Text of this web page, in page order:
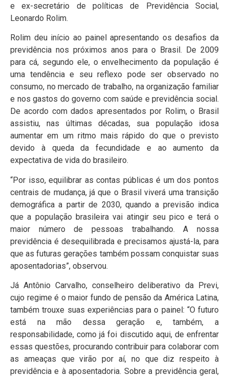
e ex-secretário de políticas de Previdência Social,
Leonardo Rolim.
Rolim deu início ao painel apresentando os desafios da
previdência nos próximos anos para o Brasil. De 2009
para cá, segundo ele, o envelhecimento da população é
uma tendência e seu reflexo pode ser observado no
consumo, no mercado de trabalho, na organização familiar
e nos gastos do governo com saúde e previdência social.
De acordo com dados apresentados por Rolim, o Brasil
assistiu, nas últimas décadas, sua população idosa
aumentar em um ritmo mais rápido do que o previsto
devido à queda da fecundidade e ao aumento da
expectativa de vida do brasileiro.
“Por isso, equilibrar as contas públicas é um dos pontos
centrais de mudança, já que o Brasil viverá uma transição
demográfica a partir de 2030, quando a previsão indica
que a população brasileira vai atingir seu pico e terá o
maior número de pessoas trabalhando. A nossa
previdência é desequilibrada e precisamos ajustá-la, para
que as futuras gerações também possam conquistar suas
aposentadorias”, observou.
Já Antônio Carvalho, conselheiro deliberativo da Previ,
cujo regime é o maior fundo de pensão da América Latina,
também trouxe suas experiências para o painel: “O futuro
está na mão dessa geração e, também, a
responsabilidade, como já foi discutido aqui, de enfrentar
essas questões, procurando contribuir para colaborar com
as ameaças que virão por aí, no que diz respeito à
previdência e à aposentadoria. Sobre a previdência geral,